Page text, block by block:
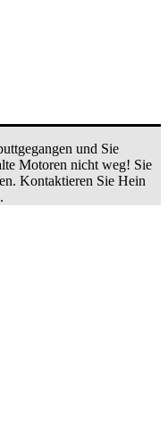
und Sie
Motoren nicht weg! Sie
Kontaktieren Sie Hein